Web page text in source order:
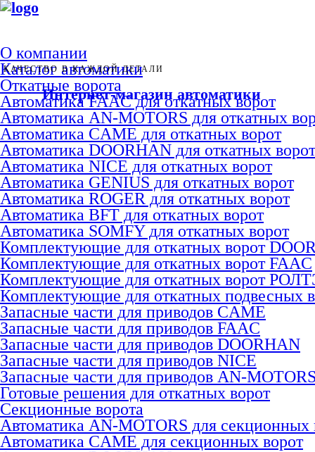
Интернет-магазин автоматики
КАЧЕСТВО В КАЖДОЙ ДЕТАЛИ
О компании
Каталог автоматики
Откатные ворота
Автоматика FAAC для откатных ворот
Автоматика AN-MOTORS для откатных
Автоматика CAME для откатных ворот
Автоматика DOORHAN для откатных ворот
Автоматика NICE для откатных ворот
Автоматика GENIUS для откатных ворот
Автоматика ROGER для откатных ворот
Автоматика BFT для откатных ворот
Автоматика SOMFY для откатных ворот
Комплектующие для откатных ворот
Комплектующие для откатных ворот FAAC
Комплектующие для откатных ворот
Комплектующие для откатных подвесных
Запасные части для приводов CAME
Запасные части для приводов FAAC
Запасные части для приводов DOORHAN
Запасные части для приводов NICE
Запасные части для приводов AN-
Готовые решения для откатных ворот
Секционные ворота
Автоматика AN-MOTORS для секционных
Автоматика CAME для секционных ворот